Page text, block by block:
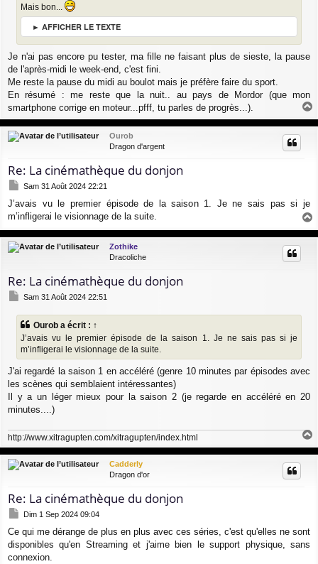
Mais bon...
► AFFICHER LE TEXTE
Je n'ai pas encore pu tester, ma fille ne faisant plus de sieste, la pause
de l'après-midi le week-end, c'est fini.
Me reste la pause du midi au boulot mais je préfère faire du sport.
En résumé : me reste que la nuit.. au pays de Mordor (que mon
smartphone corrige en moteur...pfff, tu parles de progrès...).
a
u
Ourob
Dragon d'argent
Re: La cinémathèque du donjon
M
s
s
g
e
Sam 31 Août 2024 22:21
J’avais vu le premier épisode de la saison 1. Je ne sais pas si je
m’infligerai le visionnage de la suite.
a
u
Zothike
Dracoliche
Re: La cinémathèque du donjon
M
s
s
a
g
e
Sam 31 Août 2024 22:51
Ourob a écrit : ↑
J’avais vu le premier épisode de la saison 1. Je ne sais pas si je
m’infligerai le visionnage de la suite.
J'ai regardé la saison 1 en accéléré (genre 10 minutes par épisodes avec
les scènes qui semblaient intéressantes)
Il y a un léger mieux pour la saison 2 (je regarde en accéléré en 20
minutes....)
http://www.xitragupten.com/xitragupten/index.html
a
u
Cadderly
Dragon d'or
Re: La cinémathèque du donjon
M
s
s
a
Dim 1 Sep 2024 09:04
Ce qui me dérange de plus en plus avec ces séries, c'est qu'elles ne sont
disponibles qu'en Streaming et j'aime bien le support physique, sans
connexion.